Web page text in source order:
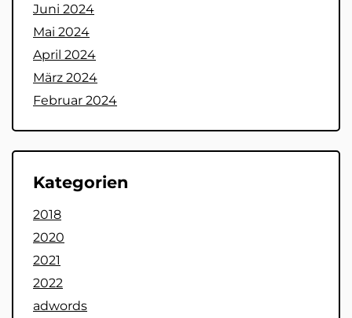
Juni 2024
Mai 2024
April 2024
März 2024
Februar 2024
Kategorien
2018
2020
2021
2022
adwords